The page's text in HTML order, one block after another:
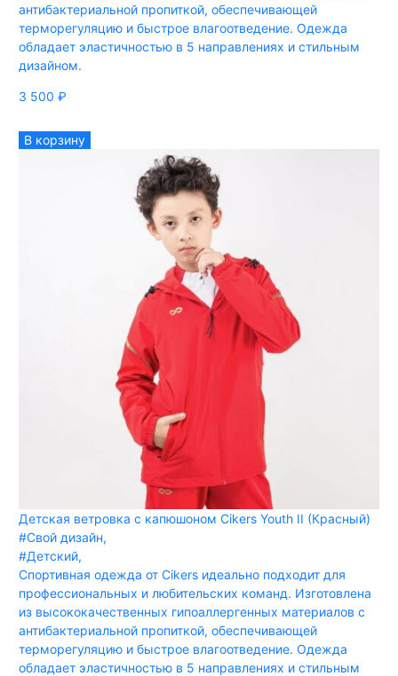
антибактериальной пропиткой, обеспечивающей
терморегуляцию и быстрое влагоотведение. Одежда
обладает эластичностью в 5 направлениях и стильным
дизайном.
3 500 ₽
В корзину
Детская ветровка с капюшоном Cikers Youth II (Красный)
#Свой дизайн,
#Детский,
Спортивная одежда от Cikers идеально подходит для
профессиональных и любительских команд. Изготовлена
из высококачественных гипоаллергенных материалов с
антибактериальной пропиткой, обеспечивающей
терморегуляцию и быстрое влагоотведение. Одежда
обладает эластичностью в 5 направлениях и стильным